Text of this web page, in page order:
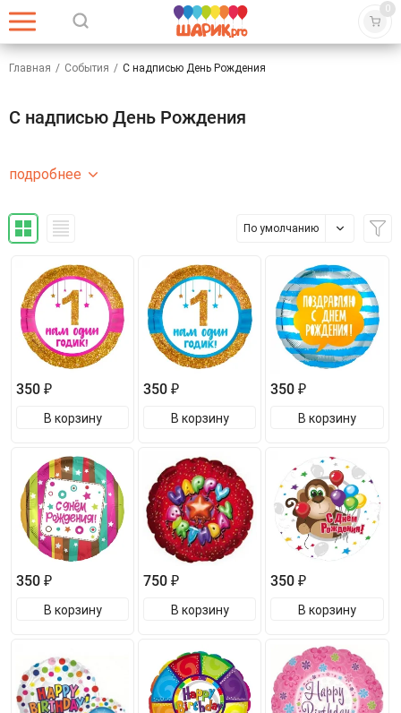
0
Главная / События / С надписью День Рождения
С надписью День Рождения
подробнее
По умолчанию
350 ₽
В корзину
350 ₽
В корзину
350 ₽
В корзину
350 ₽
В корзину
750 ₽
В корзину
350 ₽
В корзину